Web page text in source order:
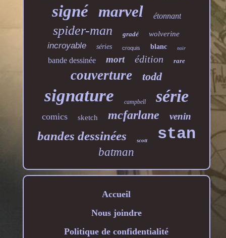
signé marvel étonnant
spider-man gradé wolverine
incroyable séries croquis blanc noir
bande dessinée mort édition rare
couverture todd
signature campbell série
comics sketch mcfarlane venin
bandes dessinées scott stan
batman
Accueil
Nous joindre
Politique de confidentialité